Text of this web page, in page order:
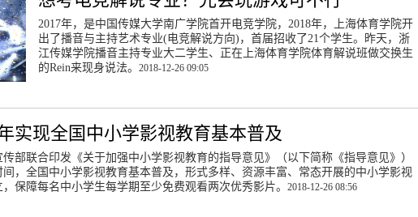
2017年，是中国传媒大学南广学院首开电竞学院，2018年，上海体育学院开
出了播音与主持艺术专业(电竞解说方向)，首届招收了21个学生。昨天，浙
江传媒学院播音主持专业大二学生、正在上海体育学院体育解说班做交换生
的Rein来现身说法。2018-12-26 09:05
实现全国中小学影视教育基本普及
部联合印发《关于加强中小学影视教育的指导意见》（以下简称《指导意见》）
，全国中小学影视教育基本普及，形式多样、资源丰富、常态开展的中小学影视
保障每名中小学生每学期至少免费观看两次优秀影片。 2018-12-26 08:56